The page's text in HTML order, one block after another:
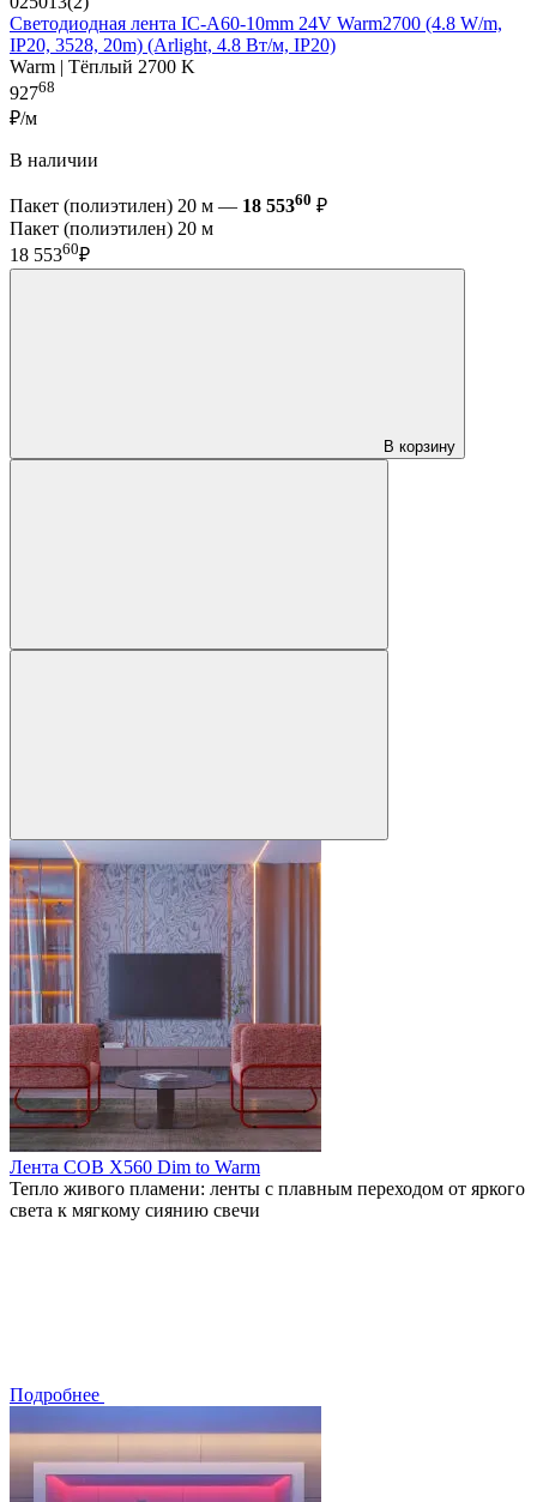
Светодиодная лента IC-A60-10mm 24V Warm2700 (4.8 W/m,
IP20, 3528, 20m) (Arlight, 4.8 Вт/м, IP20)
Warm | Тёплый 2700 K
92768
₽/м
В наличии
Пакет (полиэтилен) 20 м — 18 55360 ₽
Пакет (полиэтилен) 20 м
18 55360₽
В корзину
Лента COB X560 Dim to Warm
Тепло живого пламени: ленты с плавным переходом от яркого
света к мягкому сиянию свечи
Подробнее